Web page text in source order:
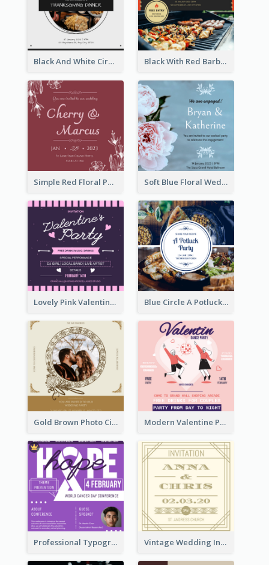
Black And White Circle Photo Thanksgiving Dinner Invitation Black With Red Barbecue Housewarming Invitation
Simple Red Floral Pattern Wedding Invitation Soft Blue Floral Wedding Engagement Invitation
Lovely Pink Valentine Celebration Invitation Design Ideas Blue Circle A Potluck Party Invitation
Gold Brown Photo Circle Wedding Invitation Modern Valentine Party Pink Invitation Design Templates
Professional Typographic Invitation Design Template Vintage Wedding Invitation